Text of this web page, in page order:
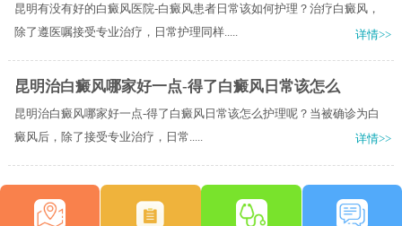
昆明有没有好的白癜风医院-白癜风患者日常该如何护理？治疗白癜风，
除了遵医嘱接受专业治疗，日常护理同样.....
详情>>
昆明治白癜风哪家好一点-得了白癜风日常该怎么
昆明治白癜风哪家好一点-得了白癜风日常该怎么护理呢？​当被确诊为白
癜风后，除了接受专业治疗，日常.....
详情>>